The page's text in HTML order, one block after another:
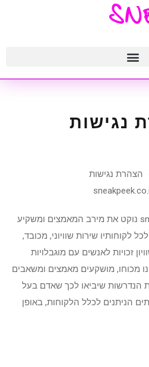
נגישות
הצהרת נגישות
אתר האינטרנט sneakpeek.co.il נוקט את מירב המאמצים ומשקיע
שירות שוויוני, מכובד,
זכויות לאנשים עם מוגבלויות
שהותקנו מכוחו, מושקעים מאמצים ומשאבים
הנדרשות שיביאו לכך שאדם בעל
הניתנים לכלל הלקוחות, באופן